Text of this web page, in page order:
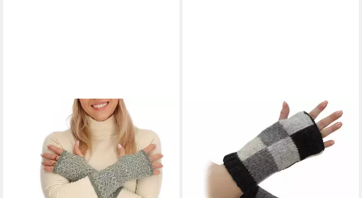
Armstulpen Handwärmer
Armwärmer Handschuhe
Lammwolle Wolle Arm
Stulpen Boho
KUNST UND MAGIE
Armstulpen Damen
Armstulpen Stulpen
Handwärmer Pulswärmer
Handschuhe Wolle